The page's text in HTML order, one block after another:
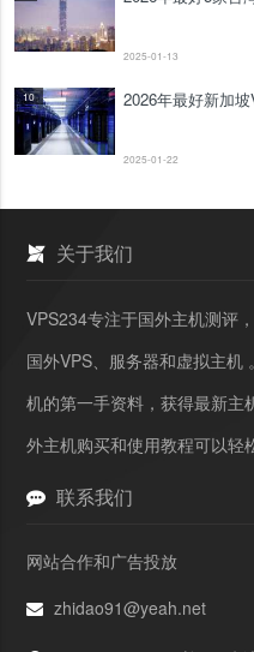
2025-01-13
10 2026年最好新加
2025-01-22
关于我们
VPS234专注于国外主机测评
国外VPS、服务器和虚拟主机
机的第一手资料，获得最新主
外主机购买和使用教程可以轻
联系我们
网站合作和广告投放
zhidao91@yeah.net